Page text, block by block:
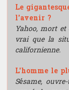
Le
l'avenir ?
Yahoo, mort
vrai que la
californienne.
L'homme le
Sésame,